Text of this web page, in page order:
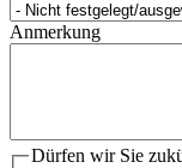
Anmerkung
Dürfen wir Sie